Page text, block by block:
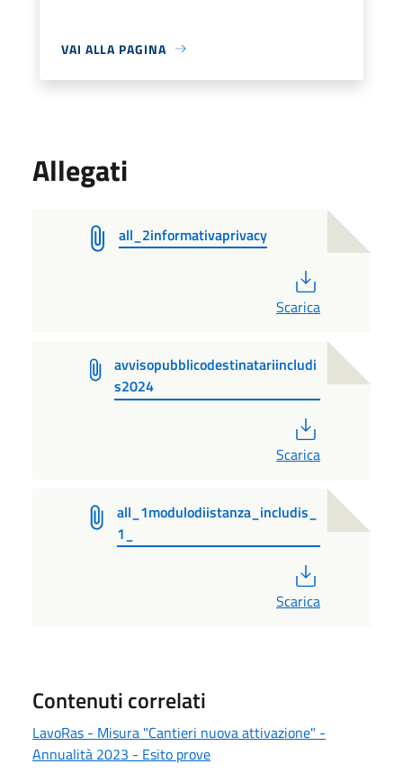
VAI ALLA PAGINA
Allegati
all_2informativaprivacy
Scarica
avvisopubblicodestinatariincludi
s2024
Scarica
all_1modulodiistanza_includis_
1_
Scarica
Contenuti correlati
LavoRas - Misura "Cantieri nuova attivazione" -
Annualità 2023 - Esito prove